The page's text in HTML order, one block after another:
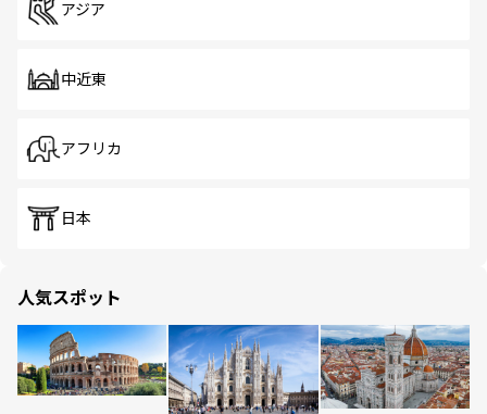
アジア
中近東
アフリカ
日本
人気スポット